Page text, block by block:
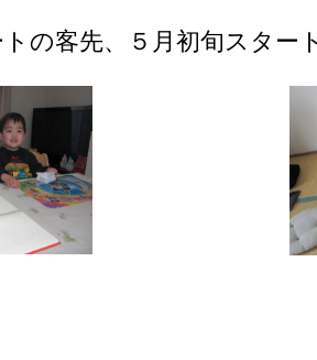
トの客先、５月初旬スター